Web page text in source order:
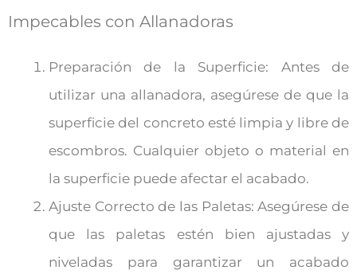
Impecables con Allanadoras
Preparación de la Superficie: Antes de
utilizar una allanadora, asegúrese de que la
superficie del concreto esté limpia y libre de
escombros. Cualquier objeto o material en
la superficie puede afectar el acabado.
Ajuste Correcto de las Paletas: Asegúrese de
que las paletas estén bien ajustadas y
niveladas para garantizar un acabado